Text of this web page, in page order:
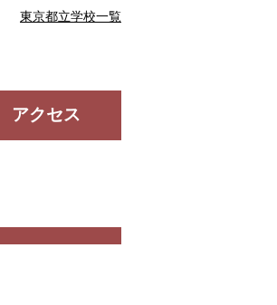
アクセス
東京都立学校一覧